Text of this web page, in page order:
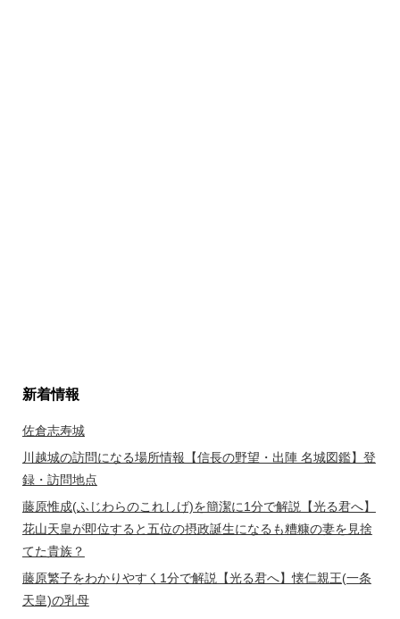
新着情報
佐倉志寿城
川越城の訪問になる場所情報【信長の野望・出陣 名城図鑑】登
録・訪問地点
藤原惟成(ふじわらのこれしげ)を簡潔に1分で解説【光る君へ】
花山天皇が即位すると五位の摂政誕生になるも糟糠の妻を見捨
てた貴族？
藤原繁子をわかりやすく1分で解説【光る君へ】懐仁親王(一条
天皇)の乳母